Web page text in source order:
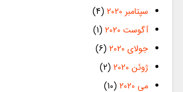
سپتامبر 2020
(4)
آگوست 2020
(1)
جولای 2020
(6)
ژوئن 2020
(2)
می 2020
(10)